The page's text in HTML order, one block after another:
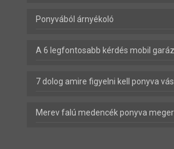
Ponyvából árnyékoló
A 6 legfontosabb kérdés mobil
7 dolog amire figyelni kell ponyva
Merev falú medencék ponyva